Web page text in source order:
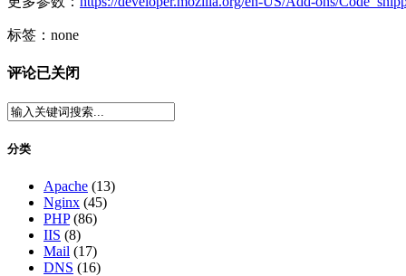
标签：none
评论已关闭
分类
Apache (13)
Nginx (45)
PHP(86)
IIS (8)
Mail (17)
DNS (16)